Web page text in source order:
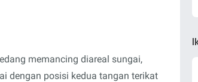
memancing diareal sungai,
dengan posisi kedua tangan terikat